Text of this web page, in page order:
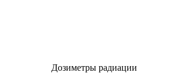
Дозиметры радиации